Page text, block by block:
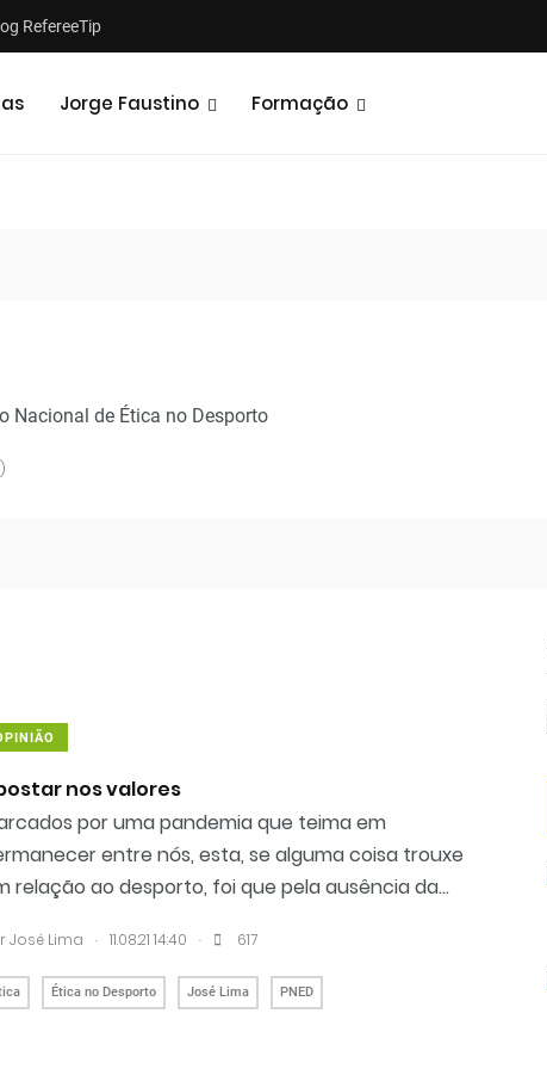
RefereeTip
Jorge Faustino Formação
Nacional de Ética no Desporto
nos valores
por uma pandemia que teima em
entre nós, esta, se alguma coisa trouxe
relação ao desporto, foi que pela ausência da...
José Lima . 11.08.21 14:40 . 617
Ética no Desporto José Lima PNED